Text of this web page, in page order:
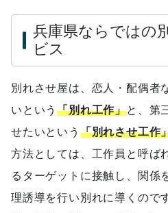
兵庫県ならではの
ビス
別れさせ屋は、恋人・配偶者
いという「別れ工作」と、第
せたいという 「別れさせ工作
方法としては、工作員と呼ば
るターゲットに接触し、関係
理誘導を行い別れに導くので